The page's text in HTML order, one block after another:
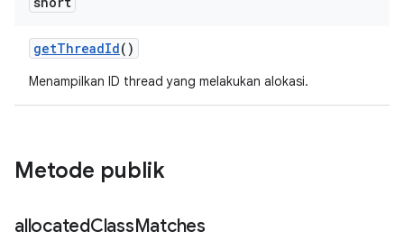
getThreadId()
Menampilkan ID thread yang melakukan alokasi.
Metode publik
allocatedClassMatches